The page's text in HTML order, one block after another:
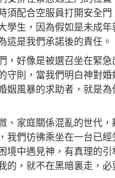
須配合空服員打開安全
學生，因為假如是未成
這是我們承諾後的責任。
，好像是被選召坐在緊
守則，當我們明白神對
姻風暴的求助者，就是
、家庭關係混亂的世代
我們彷彿乘坐在一台已
境中遇見神，有真理的
的，就不在黑暗裏走，